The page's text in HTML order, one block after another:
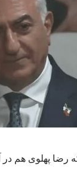
رضا پهلوی هم